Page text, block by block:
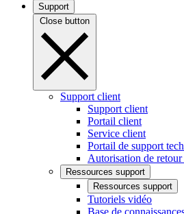
Support
Close button
Support client
Support client
Portail client
Service client
Portail de support
Autorisation de
Ressources support
Ressources support
Tutoriels vidéo